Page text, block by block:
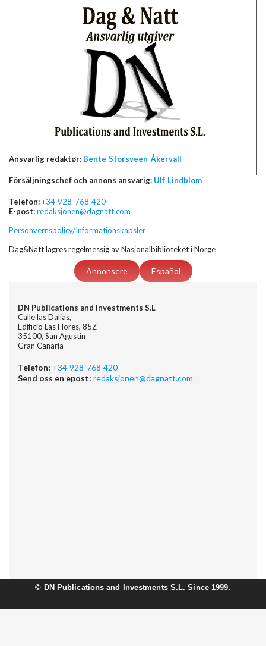
Ansvarlig redaktør: Bente Storsveen Åkervall
Försäljningschef och annons ansvarig: Ulf Lindblom
Telefon:+34 928 768 420
E-post:redaksjonen@dagnatt.com
Personvernspolicy/Informationskapsler
Dag&Natt lagres regelmessig av Nasjonalbiblioteket i Norge
Annonsere Español
DN Publications and Investments S.L
Calle las Dalias,
Edificio Las Flores, 85Z
35100, San Agustin
Gran Canaria
Telefon: +34 928 768 420
Send oss en epost: redaksjonen@dagnatt.com
© DN Publications and Investments S.L. Since 1999.